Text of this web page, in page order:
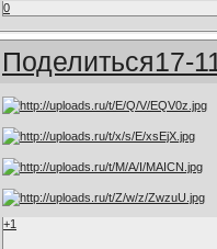
0
Поделиться17-
+1